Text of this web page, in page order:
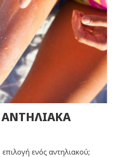
ΑΝΤΗΛΙΑΚΑ
ενός αντηλιακού;